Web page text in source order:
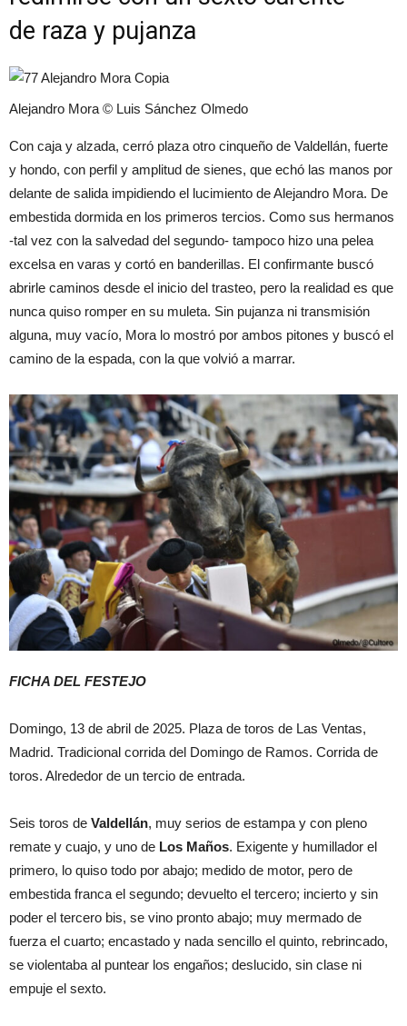
de raza y pujanza
Alejandro Mora © Luis Sánchez Olmedo
Con caja y alzada, cerró plaza otro cinqueño de Valdellán, fuerte
y hondo, con perfil y amplitud de sienes, que echó las manos por
delante de salida impidiendo el lucimiento de Alejandro Mora. De
embestida dormida en los primeros tercios. Como sus hermanos
-tal vez con la salvedad del segundo- tampoco hizo una pelea
excelsa en varas y cortó en banderillas. El confirmante buscó
abrirle caminos desde el inicio del trasteo, pero la realidad es que
nunca quiso romper en su muleta. Sin pujanza ni transmisión
alguna, muy vacío, Mora lo mostró por ambos pitones y buscó el
camino de la espada, con la que volvió a marrar.
FICHA DEL FESTEJO
Domingo, 13 de abril de 2025. Plaza de toros de Las Ventas,
Madrid. Tradicional corrida del Domingo de Ramos. Corrida de
toros. Alrededor de un tercio de entrada.
Seis toros de Valdellán, muy serios de estampa y con pleno
remate y cuajo, y uno de Los Maños. Exigente y humillador el
primero, lo quiso todo por abajo; medido de motor, pero de
embestida franca el segundo; devuelto el tercero; incierto y sin
poder el tercero bis, se vino pronto abajo; muy mermado de
fuerza el cuarto; encastado y nada sencillo el quinto, rebrincado,
se violentaba al puntear los engaños; deslucido, sin clase ni
empuje el sexto.